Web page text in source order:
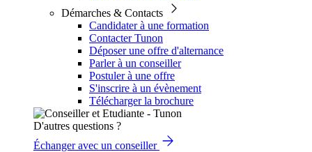
Démarches & Contacts
Candidater à une formation
Contacter Tunon
Déposer une offre d'alternance
Parler à un conseiller
Postuler à une offre
S'inscrire à un évènement
Télécharger la brochure
D'autres questions ?
Échanger avec un conseiller